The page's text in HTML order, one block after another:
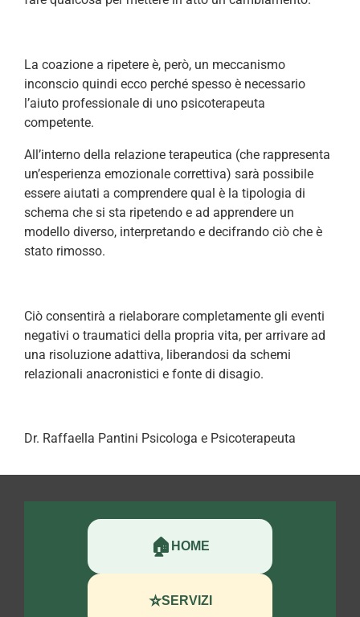
La coazione a ripetere è, però, un meccanismo
inconscio quindi ecco perché spesso è necessario
l’aiuto professionale di uno psicoterapeuta
competente.
All’interno della relazione terapeutica (che rappresenta
un’esperienza emozionale correttiva) sarà possibile
essere aiutati a comprendere qual è la tipologia di
schema che si sta ripetendo e ad apprendere un
modello diverso, interpretando e decifrando ciò che è
stato rimosso.
Ciò consentirà a rielaborare completamente gli eventi
negativi o traumatici della propria vita, per arrivare ad
una risoluzione adattiva, liberandosi da schemi
relazionali anacronistici e fonte di disagio.
Dr. Raffaella Pantini Psicologa e Psicoterapeuta
🏠 HOME
⭐SERVIZI